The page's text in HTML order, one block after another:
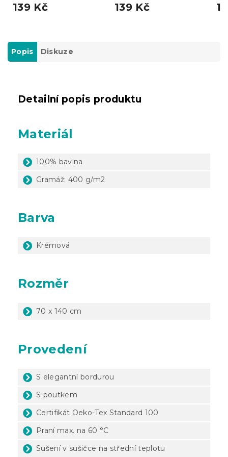
139 Kč 139 Kč
Popis Diskuze
Detailní popis produktu
Materiál
100% bavlna
Gramáž: 400 g/m2
Barva
Krémová
Rozměr
70 x 140 cm
Provedení
S elegantní bordurou
S poutkem
Certifikát Oeko-Tex Standard 100
Praní max. na 60 °C
Sušení v sušičce na střední teplotu